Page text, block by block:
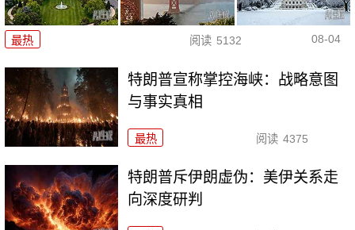
最热 阅读 5132 08-04
特朗普宣称掌控海峡：战略意图
与事实真相
最热 阅读 4375
特朗普斥伊朗虚伪：美伊关系走
向深度研判